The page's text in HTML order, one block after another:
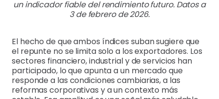
un indicador fiable del rendimiento futuro. Datos a
3 de febrero de 2026.
El hecho de que ambos índices suban sugiere que
el repunte no se limita solo a los exportadores. Los
sectores financiero, industrial y de servicios han
participado, lo que apunta a un mercado que
responde a las condiciones cambiarias, a las
reformas corporativas y a un contexto más